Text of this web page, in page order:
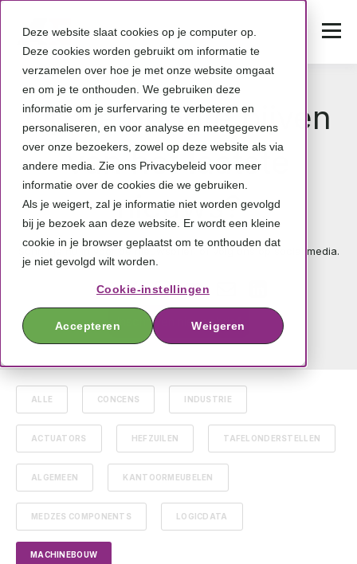
Deze website slaat cookies op je computer op.
Deze cookies worden gebruikt om informatie te
verzamelen over hoe je met onze website omgaat
en om je te onthouden. We gebruiken deze
informatie om je surfervaring te verbeteren en
personaliseren, en voor analyse en meetgegevens
over onze bezoekers, zowel op deze website als via
andere media. Zie ons Privacybeleid voor meer
informatie over de cookies die we gebruiken.
Als je weigert, zal je informatie niet worden gevolgd
bij je bezoek aan deze website. Er wordt een kleine
cookie in je browser geplaatst om te onthouden dat
je niet gevolgd wilt worden.
Cookie-instellingen
Accepteren Weigeren
Op de hoogte bijven
van het laatste
nieuws?
Schrijf je nu in voor de nieuwsbrief, of volg ons op social media.
Inschrijven nieuwsbrief
ALLE CONCENS INDUSTRIE
ACTUATORS HEFZUILEN TAFELONDERSTELLEN
ALGEMEEN KANTOORMEUBELEN
MEDZES COMPONENTS LOGICDATA
MACHINEBOUW